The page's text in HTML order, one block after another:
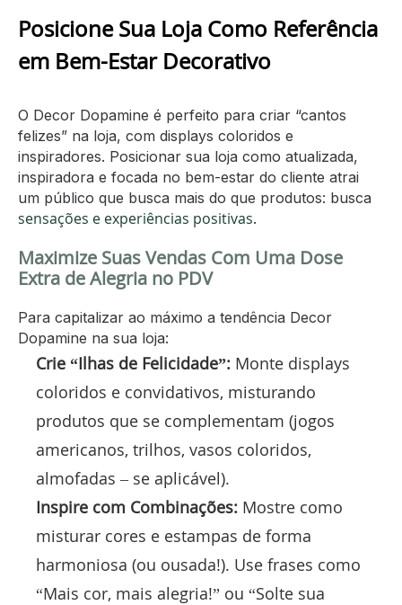
Posicione Sua Loja Como Referência
em Bem-Estar Decorativo
O Decor Dopamine é perfeito para criar “cantos
felizes” na loja, com displays coloridos e
inspiradores. Posicionar sua loja como atualizada,
inspiradora e focada no bem-estar do cliente atrai
um público que busca mais do que produtos: busca
sensações e experiências positivas.
Maximize Suas Vendas Com Uma Dose
Extra de Alegria no PDV
Para capitalizar ao máximo a tendência Decor
Dopamine na sua loja:
Crie “Ilhas de Felicidade”: Monte displays
coloridos e convidativos, misturando
produtos que se complementam (jogos
americanos, trilhos, vasos coloridos,
almofadas – se aplicável).
Inspire com Combinações: Mostre como
misturar cores e estampas de forma
harmoniosa (ou ousada!). Use frases como
“Mais cor, mais alegria!” ou “Solte sua